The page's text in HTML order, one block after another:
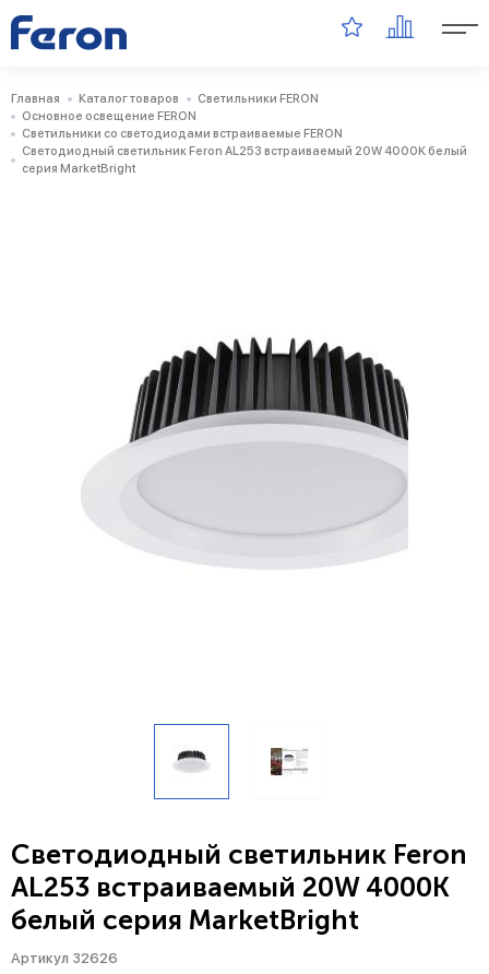
Главная Каталог товаров
Светильники FERON
Основное освещение FERON
Светильники со светодиодами встраиваемые FERON
Светодиодный светильник Feron AL253 встраиваемый 20W 4000K белый
серия MarketBright
Светодиодный светильник Feron
AL253 встраиваемый 20W 4000K
белый серия MarketBright
Артикул 32626